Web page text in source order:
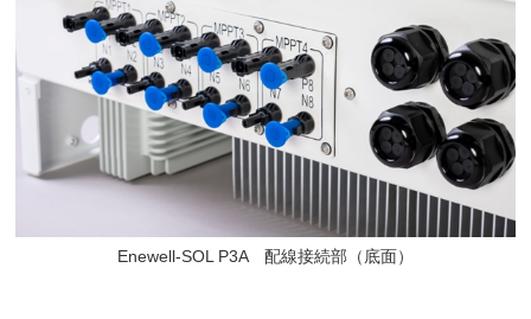
Enewell-SOL P3A 配線接続部（底面）